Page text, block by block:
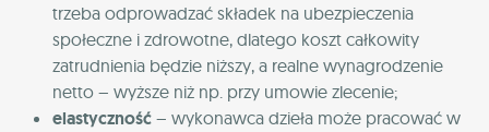
trzeba odprowadzać składek na ubezpieczenia
społeczne i zdrowotne, dlatego koszt całkowity
zatrudnienia będzie niższy, a realne wynagrodzenie
netto – wyższe niż np. przy umowie zlecenie;
elastyczność – wykonawca dzieła może pracować w